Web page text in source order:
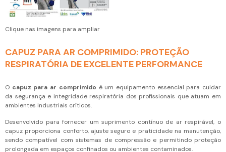
Clique nas imagens para ampliar
CAPUZ PARA AR COMPRIMIDO: PROTEÇÃO
RESPIRATÓRIA DE EXCELENTE PERFORMANCE
O capuz para ar comprimido é um equipamento essencial para cuidar
da segurança e integridade respiratória dos profissionais que atuam em
ambientes industriais críticos.
Desenvolvido para fornecer um suprimento contínuo de ar respirável, o
capuz proporciona conforto, ajuste seguro e praticidade na manutenção,
sendo compatível com sistemas de compressão e permitindo proteção
prolongada em espaços confinados ou ambientes contaminados.